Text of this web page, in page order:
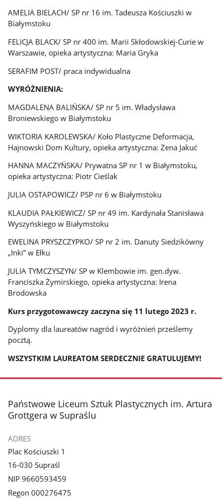
AMELIA BIELACH/ SP nr 16 im. Tadeusza Kościuszki w
Białymstoku
FELICJA BLACK/ SP nr 400 im. Marii Skłodowskiej-Curie w
Warszawie, opieka artystyczna: Maria Gryka
SERAFIM POST/ praca indywidualna
WYRÓŻNIENIA:
MAGDALENA BALIŃSKA/ SP nr 5 im. Władysława
Broniewskiego w Białymstoku
WIKTORIA KAROLEWSKA/ Koło Plastyczne Deformacja,
Hajnowski Dom Kultury, opieka artystyczna: Zena Jakuć
HANNA MACZYŃSKA/ Prywatna SP nr 1 w Białymstoku,
opieka artystyczna: Piotr Cieślak
JULIA OSTAPOWICZ/ PSP nr 6 w Białymstoku
KLAUDIA PAŁKIEWICZ/ SP nr 49 im. Kardynała Stanisława
Wyszyńskiego w Białymstoku
EWELINA PRYSZCZYPKO/ SP nr 2 im. Danuty Siedzikówny
„Inki” w Ełku
JULIA TYMCZYSZYN/ SP w Klembowie im. gen.dyw.
Franciszka Żymirskiego, opieka artystyczna: Irena
Brodowska
Kurs przygotowawczy zaczyna się 11 lutego 2023 r.
Dyplomy dla laureatów nagród i wyróżnień prześlemy
pocztą.
WSZYSTKIM LAUREATOM SERDECZNIE GRATULUJEMY!
stopka
Państwowe Liceum Sztuk Plastycznych im. Artura
Grottgera w Supraślu
ADRES
Plac Kościuszki 1
16-030 Supraśl
NIP 9660593459
Regon 000276475